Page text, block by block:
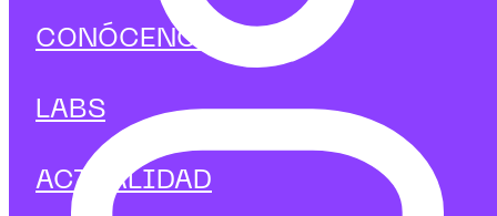
CONÓCENOS
LABS
ACTUALIDAD
y lidera la innovación
con impacto.
En IEBS te formamos para transformar ideas
innovadoras en modelos de negocio viables y
aplicando metodologías ágiles de creación de empresas,